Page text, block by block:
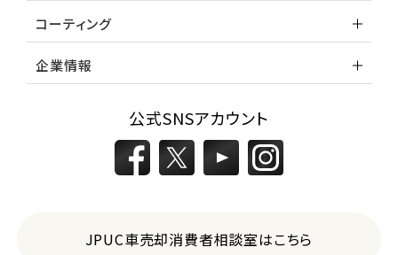
コーティング
企業情報
公式SNSアカウント
JPUC車売却消費者相談室はこちら